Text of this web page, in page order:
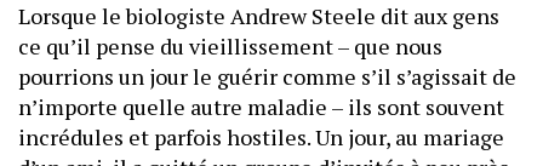
Lorsque le biologiste Andrew Steele dit aux gens
ce qu’il pense du vieillissement – que nous
pourrions un jour le guérir comme s’il s’agissait de
n’importe quelle autre maladie – ils sont souvent
incrédules et parfois hostiles. Un jour, au mariage